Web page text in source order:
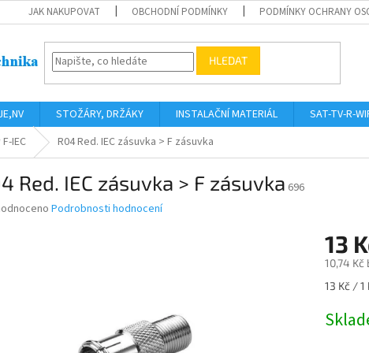
JAK NAKUPOVAT OBCHODNÍ PODMÍNKY PODMÍNKY OCHRANY
HLEDAT
STOŽÁRY, DRŽÁKY INSTALAČNÍ MATERIÁL SAT-TV-R-
IEC R04 Red. IEC zásuvka > F zásuvka
Red. IEC zásuvka > F zásuvka 696
Podrobnosti hodnocení
13
10,74 Kč
Měrná
13 Kč / 1